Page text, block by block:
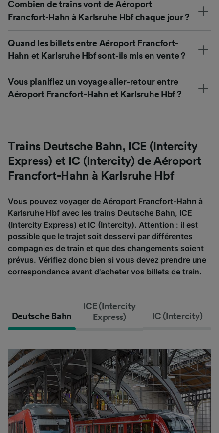
Combien de trains vont de Aéroport
Francfort-Hahn à Karlsruhe Hbf chaque jour ?
Quand les billets entre Aéroport Francfort-
Hahn et Karlsruhe Hbf sont-ils mis en vente ?
Vous planifiez un voyage aller-retour entre
Aéroport Francfort-Hahn et Karlsruhe Hbf ?
Trains Deutsche Bahn, ICE (Intercity
Express) et IC (Intercity) de Aéroport
Francfort-Hahn à Karlsruhe Hbf
Vous pouvez voyager de Aéroport Francfort-Hahn à
Karlsruhe Hbf avec les trains Deutsche Bahn, ICE
(Intercity Express) et IC (Intercity). Attention : il est
possible que le trajet soit desservi par différentes
compagnies de train et que des changements soient
prévus. Vérifiez donc bien si vous devez prendre une
correspondance avant d'acheter vos billets de train.
Deutsche Bahn
ICE (Intercity
Express)
IC (Intercity)